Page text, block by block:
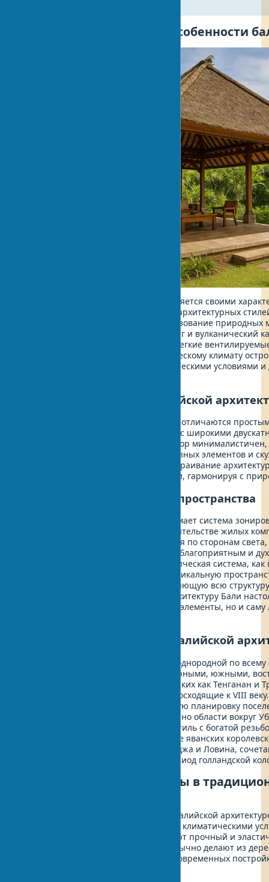
Основные принципы и особенности
Архитектурная традиция Бали выделяется своими
делают ее уникальной среди других архитектурных
балийского стиля характерно использование природных
тиковое дерево, солома альянг-альянг и вулканический
экологичны и позволяют создавать легкие
приспособленные к жаркому тропическому климату
домов напрямую связаны с климатическими условиями
Философские основы балийской
Традиционные балийские постройки отличаются
чаще всего это одноэтажные здания с широкими
окнами и открытыми террасами. Декор
цвета материалов с акцентами из резных элементов и
принципом является органичное встраивание
здания как будто вырастают из земли, гармонируя с
Космологическая система пространства
Особое место в зодчестве Бали занимает система
религиозным верованиям. При строительстве жилых
обязательно учитывается ориентация по сторонам
горе Агунг (kaja) считается наиболее благоприятным и
(kelod) - менее чистым. Эта космологическая система,
, создает уникальную
как луан-тебен (luan-teben), определяющую всю
поселений. Влияние индуизма на архитектуру Бали
определяет не только декоративные элементы, но и
Региональные вариации балийской
Балийская архитектура не является однородной по
региональные различия между северными, южными,
Бали. В горных деревнях Бали Ага, таких как Тенганан и
древние архитектурные традиции, восходящие к VIII
простые формы крыш, специфическую планировку
декора. Южные районы Бали, особенно области вокруг
демонстрируют более изысканный стиль с богатой
комплексами, отражающими влияние яванских
на севере острова, такие как Синграджа и Ловина,
элементами, заимствованными в период голландской
Строительные материалы в
Выбор строительных материалов в балийской
доступностью природных ресурсов и климатическими
конструкций традиционно используют прочный и
служит опорами для крыш. Стены обычно делают из
соломой или тростником, а в более современных